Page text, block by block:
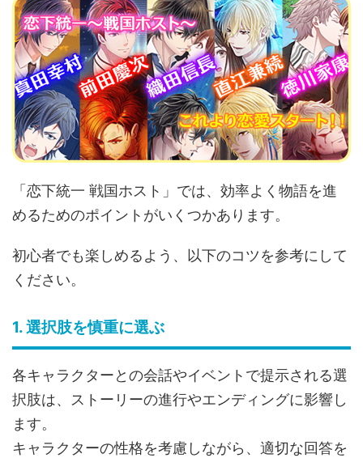
「恋下統一 戦国ホスト」では、効率よく物語を進
めるためのポイントがいくつかあります。
初心者でも楽しめるよう、以下のコツを参考にして
ください。
1. 選択肢を慎重に選ぶ
各キャラクターとの会話やイベントで提示される選
択肢は、ストーリーの進行やエンディングに影響し
ます。
キャラクターの性格を考慮しながら、適切な回答を